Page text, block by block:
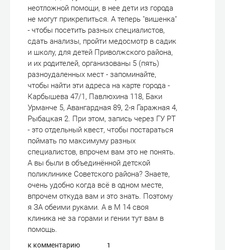
неотложной помощи, в нее дети из города
не могут прикрепиться. А теперь "вишенка"
- чтобы посетить разных специалистов,
сдать анализы, пройти медосмотр в садик
и школу, для детей Приволжского района,
и их родителей, организованы 5 (пять)
разноудаленных мест - запоминайте,
чтобы найти эти адреса на карте города -
Карбышева 47/1, Павлюхина 118, Баки
Урманче 5, Авангардная 89, 2-я Гаражная 4,
Рыбацкая 2. При этом, запись через ГУ РТ
- это отдельный квест, чтобы постараться
поймать по максимуму разных
специалистов, впрочем вам это не понять.
А вы были в объединённой детской
поликлинике Советского района? Знаете,
очень удобно когда всё в одном месте,
впрочем откуда вам и это знать. Поэтому
я ЗА обеими руками. А в М 14 своя
клиника не за горами и гении тут вам в
помощь.
к комментарию 1